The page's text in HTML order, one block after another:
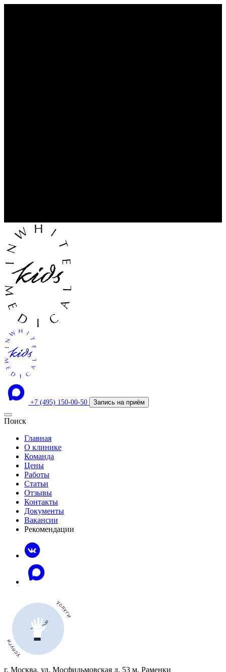
+7 (495) 150-00-50 Запись на приём
Поиск
Главная
О клинике
Команда
Цены
Работы
Статьи
Отзывы
Контакты
Документы
Вакансии
Рекомендации
г. Москва, ул. Мосфильмовская д. 53 м. Раменки